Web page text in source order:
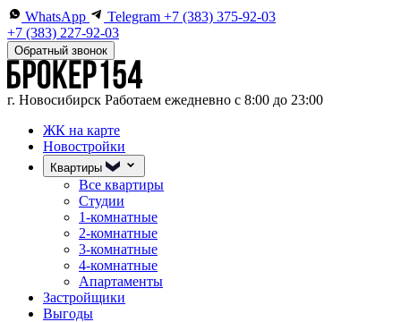
WhatsApp Telegram +7 (383) 375-92-03
+7 (383) 227-92-03
Обратный звонок
г. Новосибирск Работаем ежедневно с 8:00 до 23:00
ЖК на карте
Новостройки
Квартиры
Все квартиры
Студии
1-комнатные
2-комнатные
3-комнатные
4-комнатные
Апартаменты
Застройщики
Выгоды